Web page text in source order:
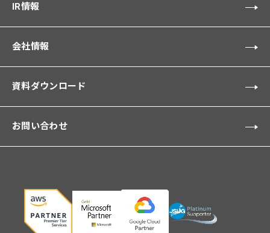
IR情報
会社情報
資料ダウンロード
お問い合わせ